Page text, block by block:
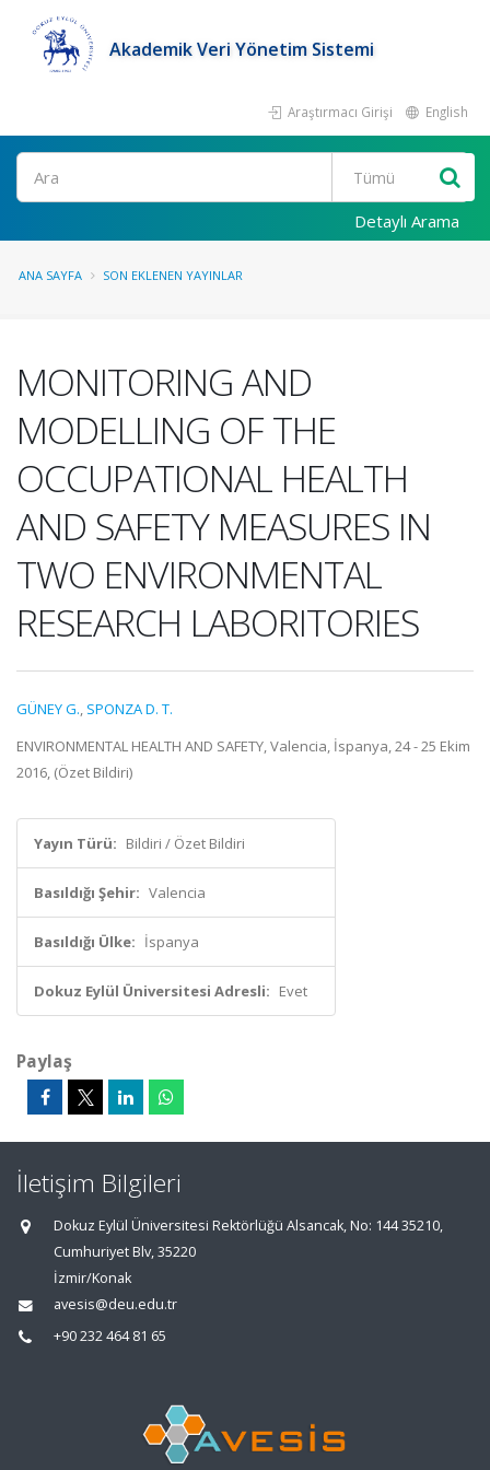
Akademik Veri Yönetim Sistemi
Araştırmacı Girişi English
Ara
Detaylı Arama
ANA SAYFA SON EKLENEN YAYINLAR
MONITORING AND
MODELLING OF THE
OCCUPATIONAL HEALTH
AND SAFETY MEASURES IN
TWO ENVIRONMENTAL
RESEARCH LABORITORIES
GÜNEY G., SPONZA D. T.
ENVIRONMENTAL HEALTH AND SAFETY, Valencia, İspanya, 24 - 25 Ekim
2016, (Özet Bildiri)
Yayın Türü: Bildiri / Özet Bildiri
Basıldığı Şehir: Valencia
Basıldığı Ülke: İspanya
Dokuz Eylül Üniversitesi Adresli: Evet
Paylaş
İletişim Bilgileri
Dokuz Eylül Üniversitesi Rektörlüğü Alsancak, No: 144 35210,
Cumhuriyet Blv, 35220
İzmir/Konak
avesis@deu.edu.tr
+90 232 464 81 65